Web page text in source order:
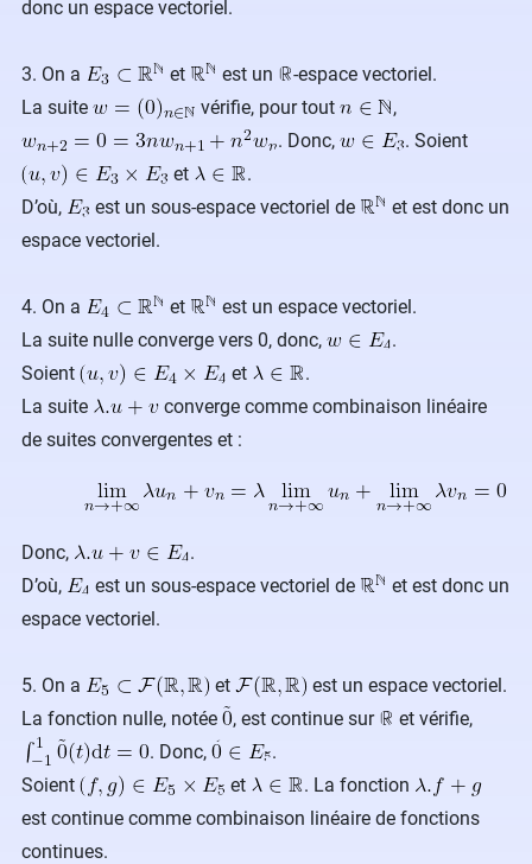
donc un espace vectoriel.
3. On a et est un
-espace vectoriel.
La suite
vérifie, pour tout
,
. Donc,
. Soient
et
.
D’où,
est un sous-espace vectoriel de
et est donc un
espace vectoriel.
4. On a et
est un espace vectoriel.
La suite nulle converge vers 0, donc,
.
Soient
et
.
La suite
converge comme combinaison linéaire
de suites convergentes et :
Donc,
.
D’où,
est un sous-espace vectoriel de
et est donc un
espace vectoriel.
5. On a et
est un espace vectoriel.
La fonction nulle, notée
, est continue sur
et vérifie,
. Donc,
.
Soient
et
. La fonction
est continue comme combinaison linéaire de fonctions
continues.